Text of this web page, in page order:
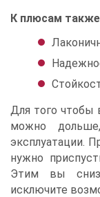
К плюсам
Для того чтобы
можно
эксплуатации.
нужно
Этим вы
исключите